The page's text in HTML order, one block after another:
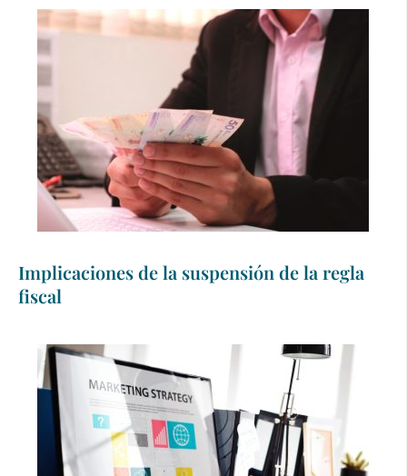
Implicaciones de la suspensión de la regla
fiscal